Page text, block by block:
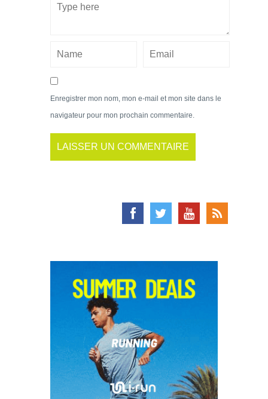
Enregistrer mon nom, mon e-mail et mon site dans le
navigateur pour mon prochain commentaire.